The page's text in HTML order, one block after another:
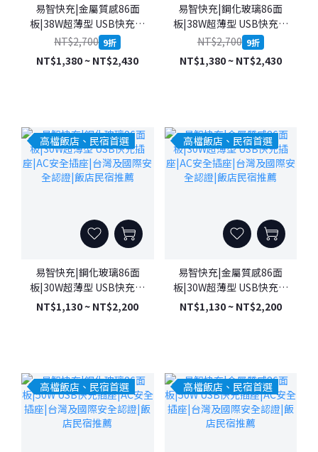
易智快充|金屬質感86面
板|38W超薄型 USB快充插
座|AC安全插座|台灣及國際
安全認證|飯店民宿推薦
NT$2,700 9折
NT$1,380 ~ NT$2,430
易智快充|鋼化玻璃86面
板|38W超薄型 USB快充插
座|AC安全插座|台灣及國際
安全認證|飯店民宿推薦
NT$2,700 9折
NT$1,380 ~ NT$2,430
高檔飯店、民宿首選
易智快充|鋼化玻璃86面
板|30W超薄型 USB快充插
座|AC安全插座|台灣及國際
安全認證|飯店民宿推薦
NT$1,130 ~ NT$2,200
高檔飯店、民宿首選
易智快充|金屬質感86面
板|30W超薄型 USB快充插
座|AC安全插座|台灣及國際
安全認證|飯店民宿推薦
NT$1,130 ~ NT$2,200
高檔飯店、民宿首選 高檔飯店、民宿首選